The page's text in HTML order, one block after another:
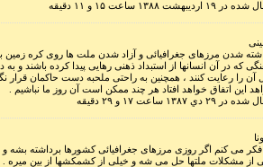
۱۹ ارديبهشت ۱۳۸۸ ساعت ۱۵ و ۱۱ دقیقه
شدن مرزهای جغرافیائی و آزاد شدن ملت ها روی کره زمین
که در آن انسانها از استبداد ذهنی رهایی پیدا کرده باشند و
آن را رعایت کنند ، همچنین به راحتی ملحبه دست حاکمان قرار
این اتفاق خواهد افتاد هر چند ممکن است آن روز ما نباشیم .
در ۲۹ دي ۱۳۸۷ ساعت ۱۷ و ۲۹ دقیقه
می کنم اگر روزی مرزهای جغرافیائی کشورها برداشته بشه و
از مشکلات ملتها حل می شه و خیلی از کشمکشها از بین میره .